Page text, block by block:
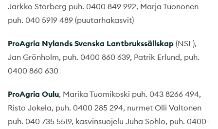
Jarkko Storberg puh. 0400 849 992, Marja Tuononen
puh. 040 5919 489 (puutarhakasvit)
ProAgria Nylands Svenska Lantbrukssällskap (NSL),
Jan Grönholm, puh. 0400 860 639, Patrik Erlund, puh.
0400 860 630
ProAgria Oulu, Marika Tuomikoski puh. 043 8266 494,
Risto Jokela, puh. 0400 285 294, nurmet Olli Valtonen
puh. 040 735 5519, kasvinsuojelu Juha Sohlo, puh. 0400-